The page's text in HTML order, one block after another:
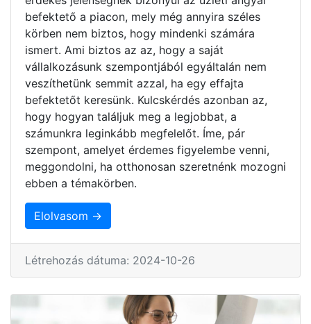
befektető a piacon, mely még annyira széles
körben nem biztos, hogy mindenki számára
ismert. Ami biztos az az, hogy a saját
vállalkozásunk szempontjából egyáltalán nem
veszíthetünk semmit azzal, ha egy effajta
befektetőt keresünk. Kulcskérdés azonban az,
hogy hogyan találjuk meg a legjobbat, a
számunkra leginkább megfelelőt. Íme, pár
szempont, amelyet érdemes figyelembe venni,
meggondolni, ha otthonosan szeretnénk mozogni
ebben a témakörben.
Elolvasom →
Létrehozás dátuma: 2024-10-26